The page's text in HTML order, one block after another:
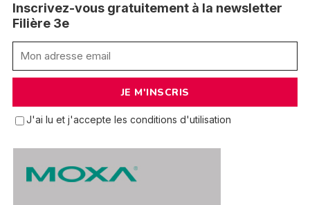
Inscrivez-vous gratuitement à la newsletter
Filière 3e
J'ai lu et j'accepte les conditions d'utilisation